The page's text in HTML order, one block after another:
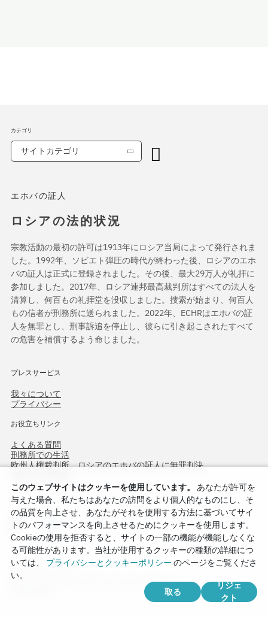
エホバの証人
ロシアの法的状況
宗教活動の最初の許可は1913年にロシア当局によって発行されま
した。1992年、ソビエト弾圧の時代が終わった後、ロシアのエホ
バの証人は正式に登録されました。その後、最大29万人が礼拝に
参加しました。2017年、ロシア連邦最高裁判所はすべての法人を
清算し、何百もの礼拝堂を没収しました。捜索が始まり、何百人
もの信者が刑務所に送られました。2022年、ECHRはエホバの証
人を無罪とし、刑事訴追を停止し、彼らに引き起こされたすべて
の危害を補償するよう命じました。
プレスサービス
我々について
プライバシー
お役立ちリンク
よくある質問
刑務所での生活
欧州人権裁判所、ロシアのエホバの証人に無罪判決
カテゴリ
サイトカテゴリ
Copyright © 2026
Watch Tower Bible and Tract Society of Korea.
このウェブサイトはクッキーを使用しています。
あなたが許可を
与えた場合、私たちはあなたの訪問をより個人的なものにし、そ
の品質を向上させ、あなたがそれを使用する方法に基づいてサイ
トのパフォーマンスを向上させるためにクッキーを使用します。
Cookieの使用を拒否すると、サイトの一部の機能が機能しなくな
る可能性があります。当社が使用するクッキーの種類の詳細につ
いては、 プライバシーとクッキーポリシー のページをご覧くださ
い。
取る
リジェ
クト